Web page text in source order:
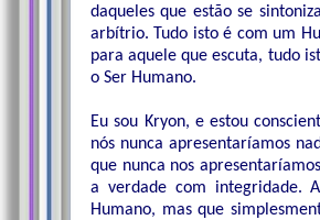
daqueles que estão se
arbítrio. Tudo isto é com um
para aquele que escuta, tudo
o Ser Humano.
Eu sou Kryon, e estou
nós nunca apresentaríamos
que nunca nos
a verdade com integridade.
Humano, mas que